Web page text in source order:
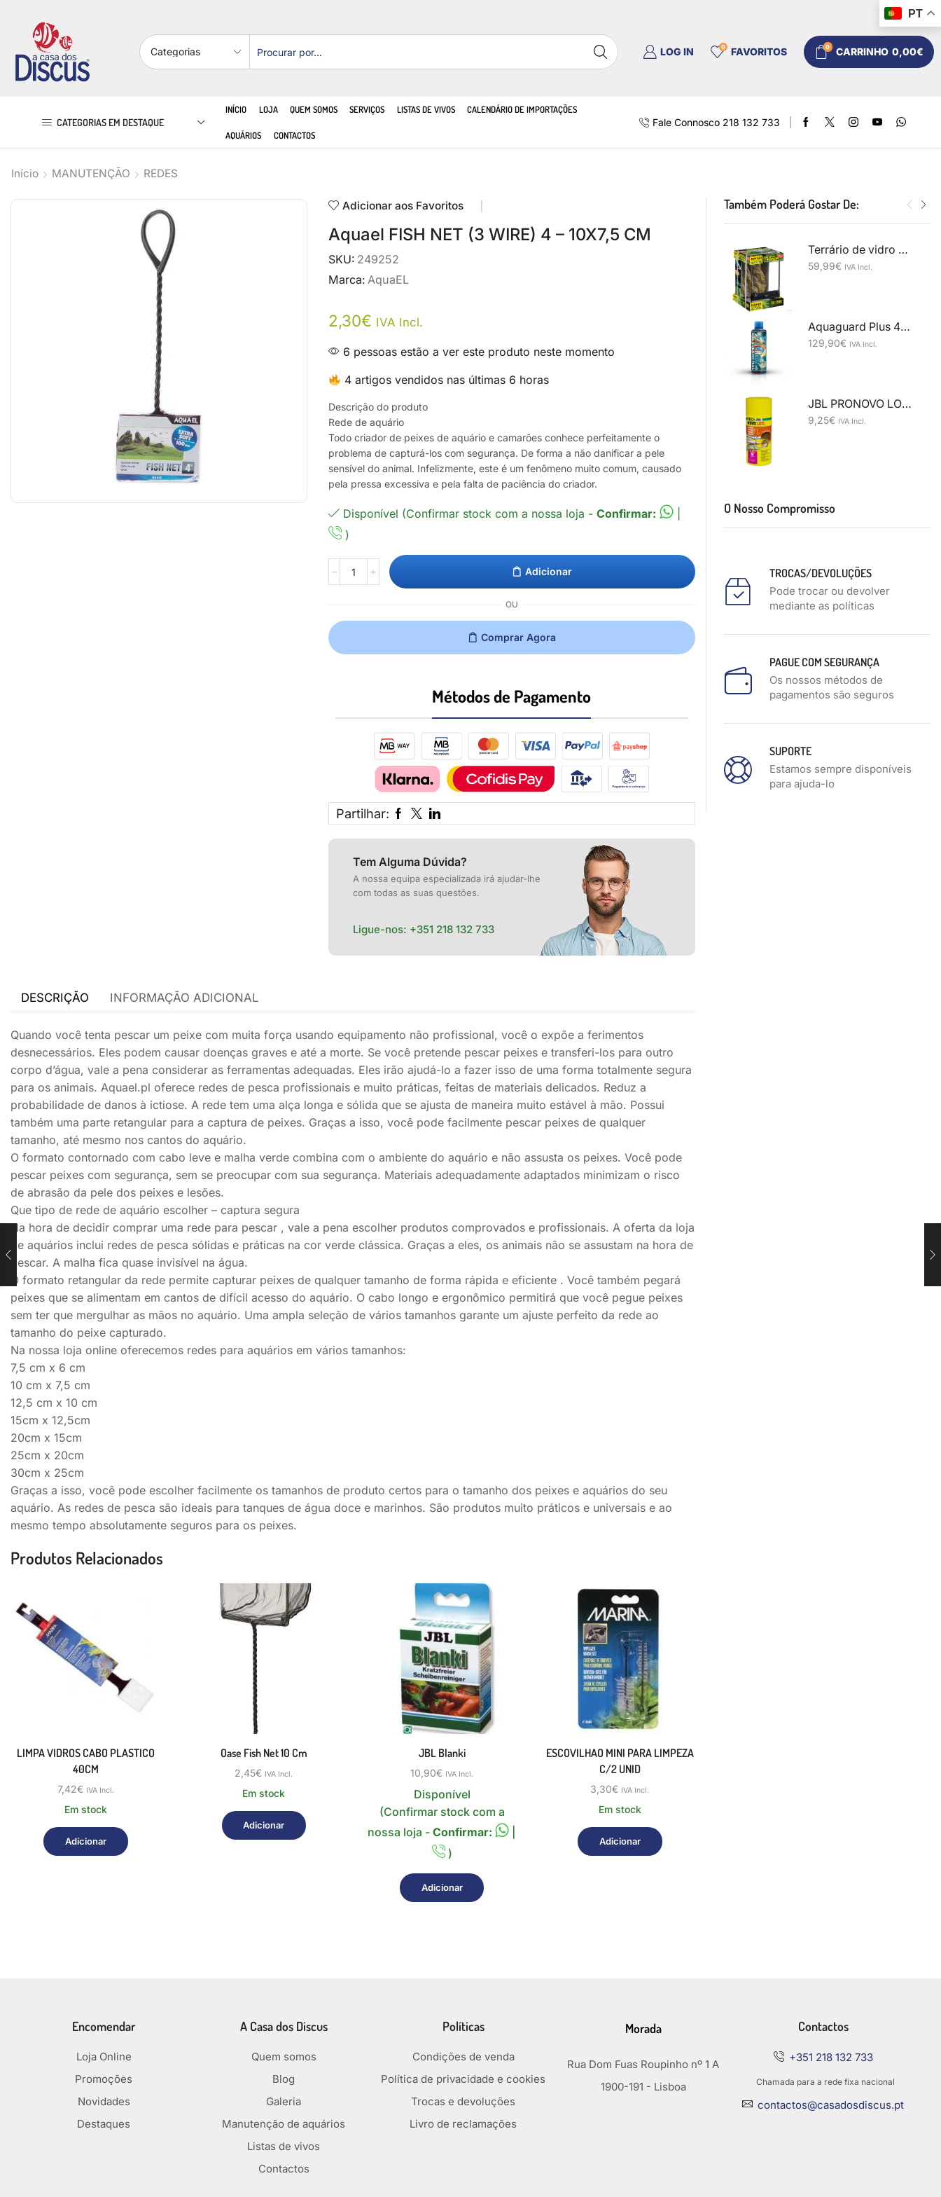
LOG IN 0 FAVORITOS 0 CARRINHO 0,00€
CATEGORIAS EM DESTAQUE
INÍCIO LOJA QUEM SOMOS SERVIÇOS LISTAS DE VIVOS CALENDÁRIO DE IMPORTAÇÕES
AQUÁRIOS CONTACTOS
Fale Connosco 218 132 733
Início MANUTENÇÃO REDES
Adicionar aos Favoritos
Aquael FISH NET (3 WIRE) 4 – 10X7,5 CM
SKU: 249252
Marca: AquaEL
2,30€ IVA Incl.
6 pessoas estão a ver este produto neste momento
4 artigos vendidos nas últimas 6 horas
Descrição do produto
Rede de aquário
Todo criador de peixes de aquário e camarões conhece perfeitamente o
problema de capturá-los com segurança. De forma a não danificar a pele
sensível do animal. Infelizmente, este é um fenômeno muito comum, causado
pela pressa excessiva e pela falta de paciência do criador.
Disponível (Confirmar stock com a nossa loja - Confirmar:
|
)
Adicionar
OU
Comprar Agora
Métodos de Pagamento​
Partilhar:
Tem Alguma Dúvida?
A nossa equipa especializada irá ajudar-lhe
com todas as suas questões.
Ligue-nos: +351 218 132 733
DESCRIÇÃO INFORMAÇÃO ADICIONAL
Quando você tenta pescar um peixe com muita força usando equipamento não profissional, você o expõe a ferimentos
desnecessários. Eles podem causar doenças graves e até a morte. Se você pretende pescar peixes e transferi-los para outro
corpo d’água, vale a pena considerar as ferramentas adequadas. Eles irão ajudá-lo a fazer isso de uma forma totalmente segura
para os animais. Aquael.pl oferece redes de pesca profissionais e muito práticas, feitas de materiais delicados. Reduz a
probabilidade de danos à ictiose. A rede tem uma alça longa e sólida que se ajusta de maneira muito estável à mão. Possui
também uma parte retangular para a captura de peixes. Graças a isso, você pode facilmente pescar peixes de qualquer
tamanho, até mesmo nos cantos do aquário.
O formato contornado com cabo leve e malha verde combina com o ambiente do aquário e não assusta os peixes. Você pode
pescar peixes com segurança, sem se preocupar com sua segurança. Materiais adequadamente adaptados minimizam o risco
de abrasão da pele dos peixes e lesões.
Que tipo de rede de aquário escolher – captura segura
Na hora de decidir comprar uma rede para pescar , vale a pena escolher produtos comprovados e profissionais. A oferta da loja
de aquários inclui redes de pesca sólidas e práticas na cor verde clássica. Graças a eles, os animais não se assustam na hora de
pescar. A malha fica quase invisível na água.
O formato retangular da rede permite capturar peixes de qualquer tamanho de forma rápida e eficiente . Você também pegará
peixes que se alimentam em cantos de difícil acesso do aquário. O cabo longo e ergonômico permitirá que você pegue peixes
sem ter que mergulhar as mãos no aquário. Uma ampla seleção de vários tamanhos garante um ajuste perfeito da rede ao
tamanho do peixe capturado.
Na nossa loja online oferecemos redes para aquários em vários tamanhos:
7,5 cm x 6 cm
10 cm x 7,5 cm
12,5 cm x 10 cm
15cm x 12,5cm
20cm x 15cm
25cm x 20cm
30cm x 25cm
Graças a isso, você pode escolher facilmente os tamanhos de produto certos para o tamanho dos peixes e aquários do seu
aquário. As redes de pesca são ideais para tanques de água doce e marinhos. São produtos muito práticos e universais e ao
mesmo tempo absolutamente seguros para os peixes.
Produtos Relacionados
LIMPA VIDROS CABO PLASTICO
40CM
7,42€ IVA Incl.
Em stock
Adicionar
Oase Fish Net 10 Cm
2,45€ IVA Incl.
Em stock
Adicionar
JBL Blanki
10,90€ IVA Incl.
Disponível
(Confirmar stock com a
nossa loja -Confirmar:
)
Adicionar
ESCOVILHAO MINI PARA LIMPEZA
C/2 UNID
3,30€ IVA Incl.
Em stock
Adicionar
Também Poderá Gostar De:
Terrário de vidro Exo Terra - Nano Tall 20x20x30 cm
59,99€ IVA Incl.
Aquaguard Plus 4000 ml
129,90€ IVA Incl.
JBL PRONOVO LOTL Granulado M 250ml
9,25€ IVA Incl.
O Nosso Compromisso
TROCAS/DEVOLUÇÕES
Pode trocar ou devolver
mediante as políticas
PAGUE COM SEGURANÇA
Os nossos métodos de
pagamentos são seguros
SUPORTE
Estamos sempre disponíveis
para ajuda-lo
Encomendar
Loja Online
Promoções
Novidades
Destaques
A Casa dos Discus
Quem somos
Blog
Galeria
Manutenção de aquários
Listas de vivos
Contactos
Políticas
Condições de venda
Política de privacidade e cookies
Trocas e devoluções
Livro de reclamações
Morada
Rua Dom Fuas Roupinho nº 1 A
1900-191 - Lisboa
Contactos
+351 218 132 733
Chamada para a rede fixa nacional
contactos@casadosdiscus.pt
PT